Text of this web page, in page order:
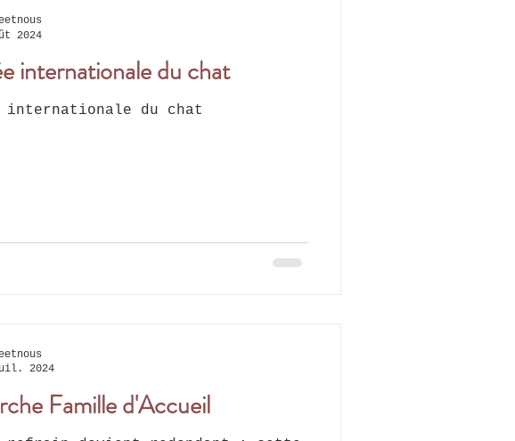
internationale du chat
internationale du chat
2024
Famille d'Accueil
2024